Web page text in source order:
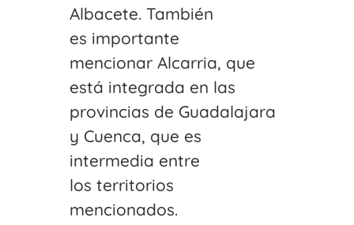
Albacete. También
es importante
mencionar Alcarria, que
está integrada en las
provincias de Guadalajara
y Cuenca, que es
intermedia entre
los territorios
mencionados.